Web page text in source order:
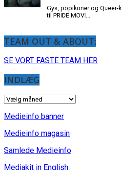
TEAM OUT & ABOUT:
SE VORT FASTE TEAM HER
INDLÆG
INDLÆG
Medieinfo banner
Medieinfo magasin
Samlede Medieinfo
Mediakit in English